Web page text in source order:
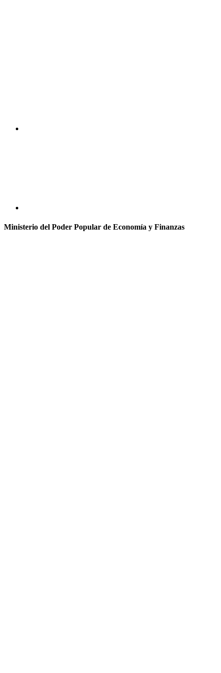
Ministerio del Poder Popular de Economía y Finanzas